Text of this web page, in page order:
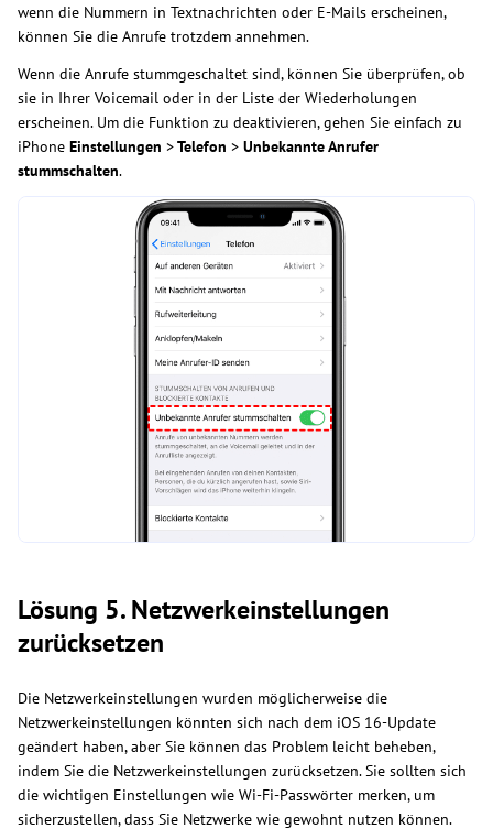
wenn die Nummern in Textnachrichten oder E-Mails erscheinen,
können Sie die Anrufe trotzdem annehmen.
Wenn die Anrufe stummgeschaltet sind, können Sie überprüfen, ob
sie in Ihrer Voicemail oder in der Liste der Wiederholungen
erscheinen. Um die Funktion zu deaktivieren, gehen Sie einfach zu
iPhone Einstellungen >Telefon > Unbekannte Anrufer
stummschalten.
Lösung 5. Netzwerkeinstellungen
zurücksetzen
Die Netzwerkeinstellungen wurden möglicherweise die
Netzwerkeinstellungen könnten sich nach dem iOS 16-Update
geändert haben, aber Sie können das Problem leicht beheben,
indem Sie die Netzwerkeinstellungen zurücksetzen. Sie sollten sich
die wichtigen Einstellungen wie Wi-Fi-Passwörter merken, um
sicherzustellen, dass Sie Netzwerke wie gewohnt nutzen können.